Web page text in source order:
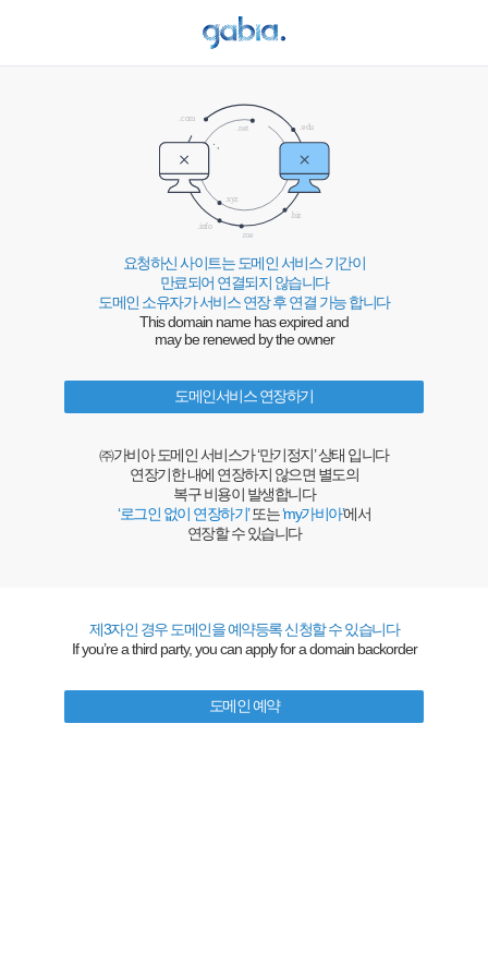
요청하신 사이트는 도메인 서비스 기간이
만료되어 연결되지 않습니다
도메인 소유자가 서비스 연장 후 연결 가능 합니다
This domain name has expired and
may be renewed by the owner
도메인서비스 연장하기
㈜가비아 도메인 서비스가 ‘만기정지’ 상태 입니다
연장기한 내에 연장하지 않으면 별도의
복구 비용이 발생합니다
‘로그인 없이 연장하기’또는‘my가비아’에서
연장할 수 있습니다
제3자인 경우 도메인을 예약등록 신청할 수 있습니다
If you’re a third party, you can apply for a domain backorder
도메인 예약